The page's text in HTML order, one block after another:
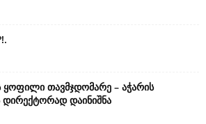
ყოფილი თავმჯდომარე – აჭარის
დაინიშნა